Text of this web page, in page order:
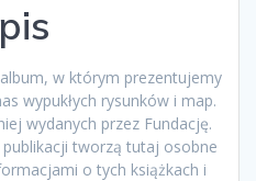
w którym prezentujemy
wypukłych rysunków i map.
wydanych przez Fundację.
tworzą tutaj osobne
o tych książkach i